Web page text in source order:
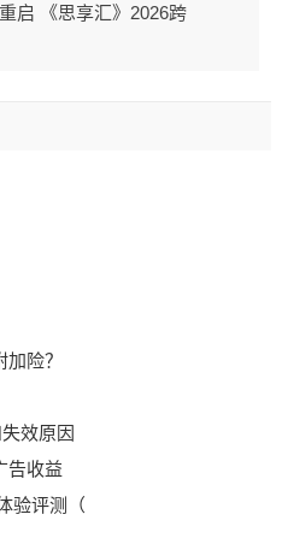
启 《思享汇》2026跨
险？
效原因
告收益
验评测（